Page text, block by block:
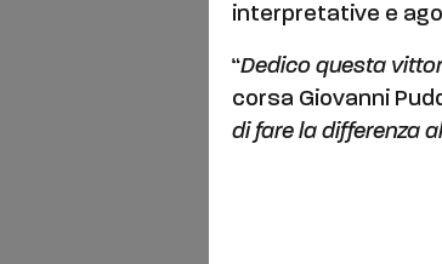
interpretative e
“Dedico questa
corsa Giovanni
di fare la differenza